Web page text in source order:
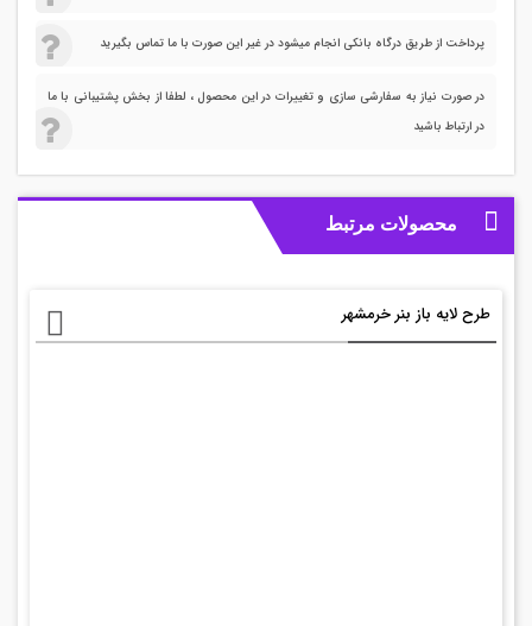
پرداخت از طریق درگاه بانکی انجام میشود در غیر این صورت با ما تماس بگیرید
در صورت نیاز به سفارشی سازی و تغییرات در این محصول ، لطفا از بخش پشتیبانی با ما
در ارتباط باشید
محصولات مرتبط
طرح لایه باز بنر خرمشهر